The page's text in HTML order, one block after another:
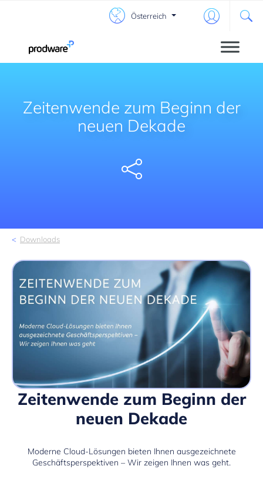
Österreich
Zeitenwende zum Beginn der
neuen Dekade
Downloads
Zeitenwende zum Beginn der
neuen Dekade
Moderne Cloud-Lösungen bieten Ihnen ausgezeichnete
Geschäftsperspektiven – Wir zeigen Ihnen was geht.